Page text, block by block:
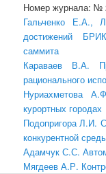
Номер журнала: №
Гальченко Е.А.,
достижений
саммита
Караваев В.А.
рационального
Нуриахметова
курортных городах
Подопригора Л.И.
конкурентной
Адамчук С.С.
Мягдеев А.Р.